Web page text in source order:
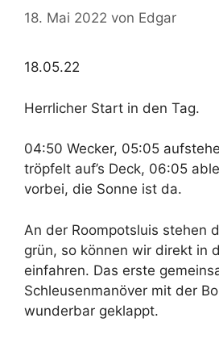
18. Mai 2022 von Edgar
18.05.22
Herrlicher Start in den Tag.
04:50 Wecker, 05:05
tröpfelt auf’s Deck, 06:05
vorbei, die Sonne ist da.
An der Roompotsluis stehen
grün, so können wir direkt in
einfahren. Das erste
Schleusenmanöver mit der
wunderbar geklappt.